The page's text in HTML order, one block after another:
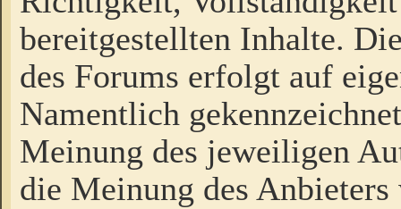
bereitgestellten Inhalte.
des Forums erfolgt auf
Namentlich
Meinung des jeweiligen
die Meinung des Anbieters